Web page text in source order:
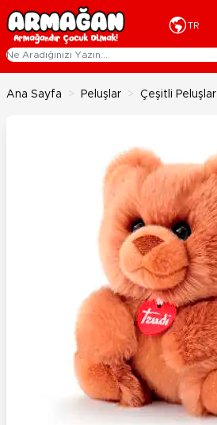
İçeriğe geç
TR
Ana Sayfa > Peluşlar > Çeşitli Peluşlar